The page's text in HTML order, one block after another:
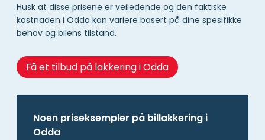
Husk at disse prisene er veiledende og den faktiske
kostnaden i Odda kan variere basert på dine spesifikke
behov og bilens tilstand.
Få et tilbud på lakkering i Odda
Noen priseksempler på billakkering i
Odda